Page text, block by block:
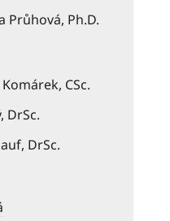
Průhová, Ph.D.
CSc.
DrSc.
DrSc.